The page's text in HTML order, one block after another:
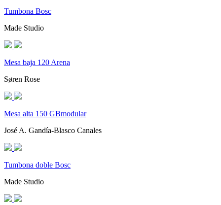
Tumbona Bosc
Made Studio
Mesa baja 120 Arena
Søren Rose
Mesa alta 150 GBmodular
José A. Gandía-Blasco Canales
Tumbona doble Bosc
Made Studio